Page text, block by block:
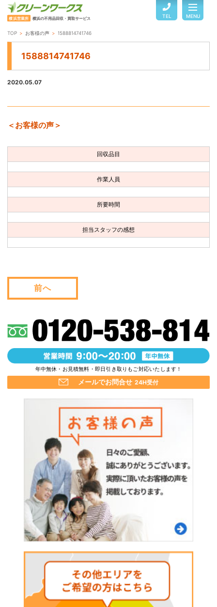
横浜営業所 横浜の不用品回収・買取サービス TEL MENU
TOP
ご利用の流れ
お客様の声
お問い合わせ
会社概要
WEB割引券プレゼント！
TOP お客様の声 1588814741746
1588814741746
2020.05.07
＜お客様の声＞
回収品目
作業人員
所要時間
担当スタッフの感想
前へ
年中無休・お見積無料・即日引き取りもご対応いたします！
メールでお問合せ 24H受付